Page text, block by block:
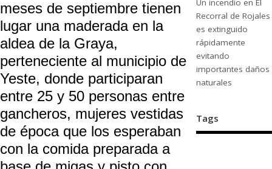
meses de septiembre tienen
lugar una maderada en la
aldea de la Graya,
perteneciente al municipio de
Yeste, donde participaran
entre 25 y 50 personas entre
gancheros, mujeres vestidas
de época que los esperaban
con la comida preparada a
Un incendio en El
Recorral de Rojales
es extinguido
rápidamente
evitando
importantes daños
naturales
Tags